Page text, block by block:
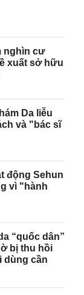
nghìn cư
xuất sở hữu
Da liễu
và "bác sĩ
động Sehun
vì "hành
“quốc dân”
bị thu hồi
dùng cần